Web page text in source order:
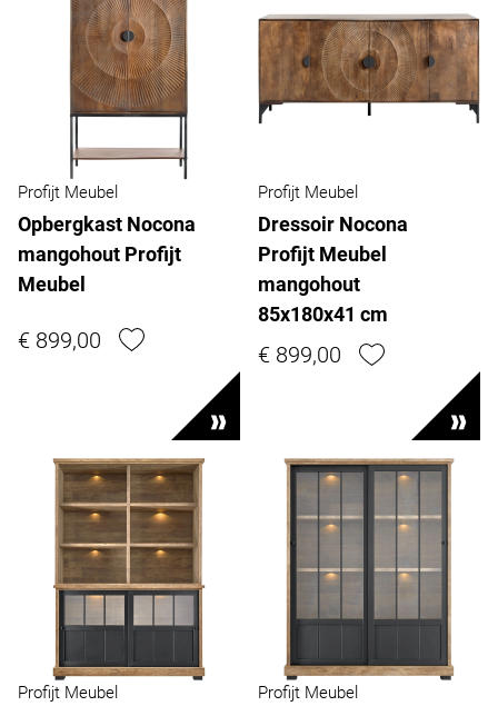
Profijt Meubel
Opbergkast Nocona
mangohout Profijt
Meubel
€ 899,00
Profijt Meubel
Dressoir Nocona
Profijt Meubel
mangohout
85x180x41 cm
€ 899,00
Profijt Meubel Profijt Meubel